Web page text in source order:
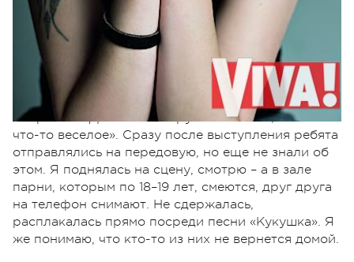
Ни секунды! Мы были в Краматорске, Славянске,
Северо-донецке, Николаеве, Херсоне,
Днепропетровске, Харькове, поедем в
Хмельницкий. Бывает очень непросто сдерживать
слезы. Перед концертом в Херсоне командир
попросил: «Давайте без грустных песен, пойте
что-то веселое». Сразу после выступления ребята
отправлялись на передовую, но еще не знали об
этом. Я поднялась на сцену, смотрю – а в зале
парни, которым по 18–19 лет, смеются, друг друга
на телефон снимают. Не сдержалась,
расплакалась прямо посреди песни «Кукушка». Я
же понимаю, что кто-то из них не вернется домой.